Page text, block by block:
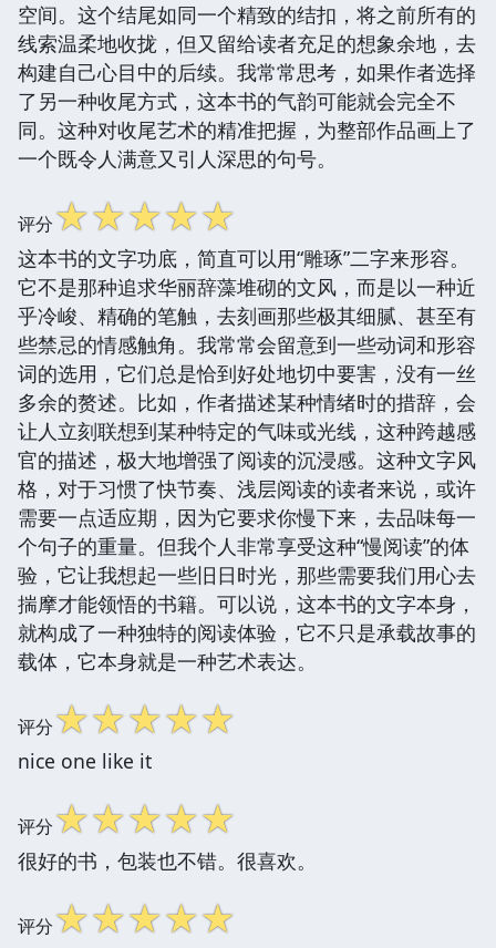
空间。这个结尾如同一个精致的结扣，将之前所有的
线索温柔地收拢，但又留给读者充足的想象余地，去
构建自己心目中的后续。我常常思考，如果作者选择
了另一种收尾方式，这本书的气韵可能就会完全不
同。这种对收尾艺术的精准把握，为整部作品画上了
一个既令人满意又引人深思的句号。
评分☆☆☆☆☆
这本书的文字功底，简直可以用“雕琢”二字来形容。
它不是那种追求华丽辞藻堆砌的文风，而是以一种近
乎冷峻、精确的笔触，去刻画那些极其细腻、甚至有
些禁忌的情感触角。我常常会留意到一些动词和形容
词的选用，它们总是恰到好处地切中要害，没有一丝
多余的赘述。比如，作者描述某种情绪时的措辞，会
让人立刻联想到某种特定的气味或光线，这种跨越感
官的描述，极大地增强了阅读的沉浸感。这种文字风
格，对于习惯了快节奏、浅层阅读的读者来说，或许
需要一点适应期，因为它要求你慢下来，去品味每一
个句子的重量。但我个人非常享受这种“慢阅读”的体
验，它让我想起一些旧日时光，那些需要我们用心去
揣摩才能领悟的书籍。可以说，这本书的文字本身，
就构成了一种独特的阅读体验，它不只是承载故事的
载体，它本身就是一种艺术表达。
评分☆☆☆☆☆
nice one like it
评分☆☆☆☆☆
很好的书，包装也不错。很喜欢。
评分☆☆☆☆☆